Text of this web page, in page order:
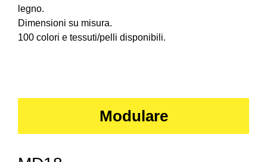
legno.
Dimensioni su misura.
100 colori e tessuti/pelli disponibili.
Modulare